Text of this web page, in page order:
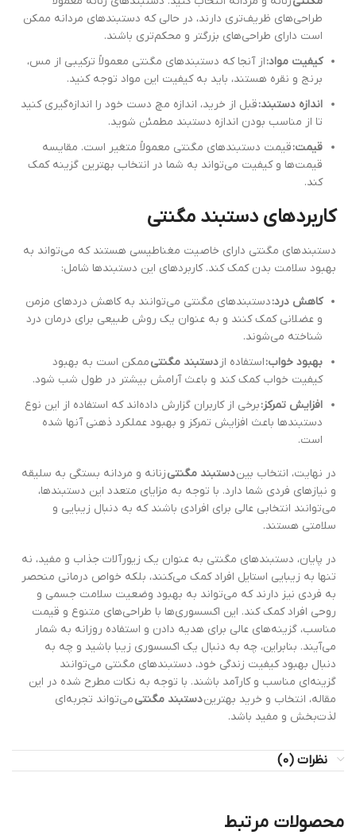
طراحی‌های ظریف‌تری دارند، در حالی که دستبندهای مردانه ممکن
است دارای طراحی‌های بزرگتر و محکم‌تری باشند.
کیفیت مواد:از آنجا که دستبندهای مگنتی معمولاً ترکیبی از مس،
برنج و نقره هستند، باید به کیفیت این مواد توجه کنید.
اندازه دستبند:قبل از خرید، اندازه مچ دست خود را اندازه‌گیری کنید
تا از مناسب بودن اندازه دستبند مطمئن شوید.
قیمت:قیمت دستبندهای مگنتی معمولاً متغیر است. مقایسه
قیمت‌ها و کیفیت می‌تواند به شما در انتخاب بهترین گزینه کمک
کند.
کاربردهای دستبند مگنتی
دستبندهای مگنتی دارای خاصیت مغناطیسی هستند که می‌تواند به
بهبود سلامت بدن کمک کند. کاربردهای این دستبندها شامل:
کاهش درد:دستبندهای مگنتی می‌توانند به کاهش دردهای مزمن
و عضلانی کمک کنند و به عنوان یک روش طبیعی برای درمان درد
شناخته می‌شوند.
بهبود خواب:استفاده از دستبند مگنتیممکن است به بهبود
کیفیت خواب کمک کند و باعث آرامش بیشتر در طول شب شود.
افزایش تمرکز:برخی از کاربران گزارش داده‌اند که استفاده از این نوع
دستبندها باعث افزایش تمرکز و بهبود عملکرد ذهنی آنها شده
است.
در نهایت، انتخاب بیندستبند مگنتیزنانه و مردانه بستگی به سلیقه
و نیازهای فردی شما دارد. با توجه به مزایای متعدد این دستبندها،
می‌توانند انتخابی عالی برای افرادی باشند که به دنبال زیبایی و
سلامتی هستند.
در پایان، دستبندهای مگنتی به عنوان یک زیورآلات جذاب و مفید، نه
تنها به زیبایی استایل افراد کمک می‌کنند، بلکه خواص درمانی منحصر
به فردی نیز دارند که می‌تواند به بهبود وضعیت سلامت جسمی و
روحی افراد کمک کند. این اکسسوری‌ها با طراحی‌های متنوع و قیمت
مناسب، گزینه‌های عالی برای هدیه دادن و استفاده روزانه به شمار
می‌آیند. بنابراین، چه به دنبال یک اکسسوری زیبا باشید و چه به
دنبال بهبود کیفیت زندگی خود، دستبندهای مگنتی می‌توانند
گزینه‌ای مناسب و کارآمد باشند. با توجه به نکات مطرح شده در این
مقاله، انتخاب و خرید بهتریندستبند مگنتیمی‌تواند تجربه‌ای
لذت‌بخش و مفید باشد.
نظرات (0)
محصولات مرتبط